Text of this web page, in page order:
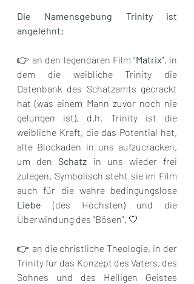
Die Namensgebung Trinity ist
angelehnt:
👉 an den legendären Film "Matrix", in
dem die weibliche Trinity die
Datenbank des Schatzamts gecrackt
hat (was einem Mann zuvor noch nie
gelungen ist), d.h. Trinity ist die
weibliche Kraft, die das Potential hat,
alte Blockaden in uns aufzucracken,
um den Schatz in uns wieder frei
zulegen. Symbolisch steht sie im Film
Liebe (des Höchsten) und die
Überwindung des "Bösen". 🤍
👉 an die christliche Theologie, in der
Trinity für das Konzept des Vaters, des
Sohnes und des Heiligen Geistes